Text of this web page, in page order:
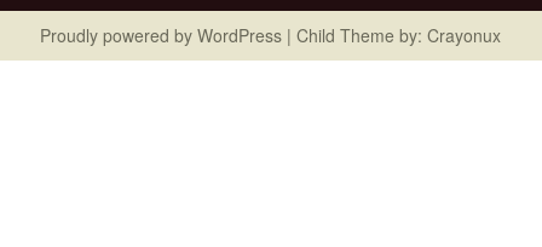
Proudly powered by WordPress | Child Theme by: Crayonux